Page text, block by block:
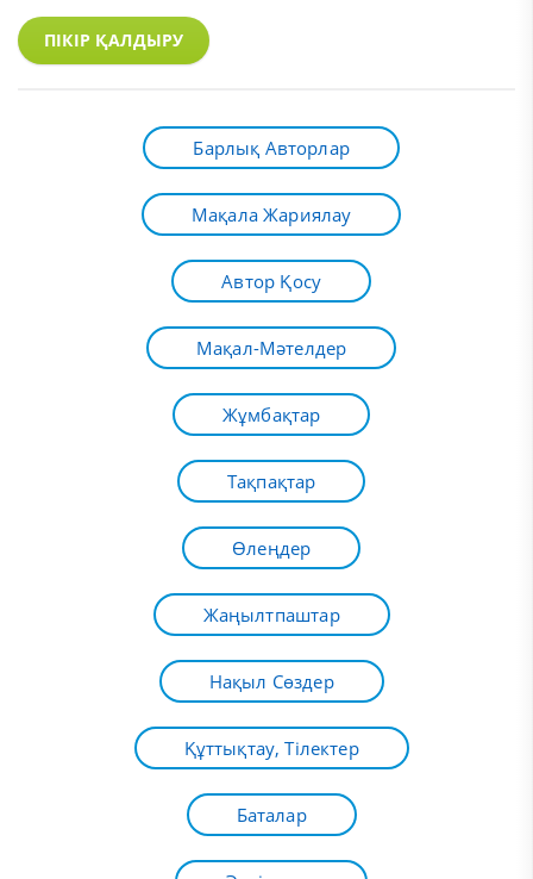
ПІКІР ҚАЛДЫРУ
Барлық Авторлар
Мақала Жариялау
Автор Қосу
Мақал-Мәтелдер
Жұмбақтар
Тақпақтар
Өлеңдер
Жаңылтпаштар
Нақыл Сөздер
Құттықтау, Тілектер
Баталар